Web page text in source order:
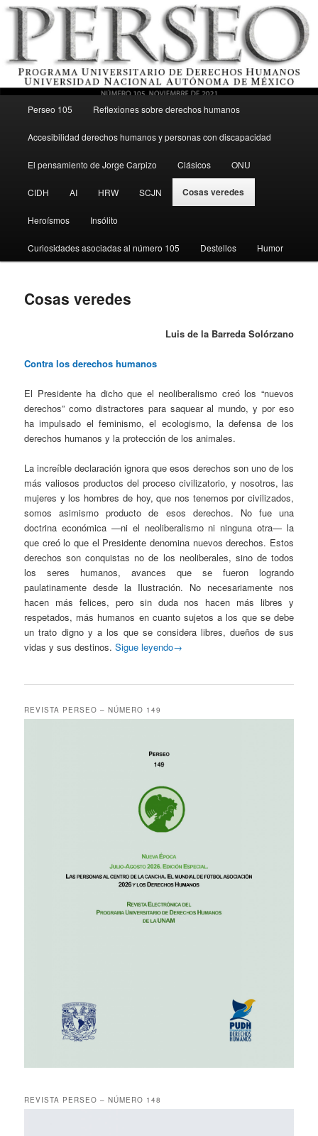
Perseo – PUDH UNAM
Ir al contenido secundario
Perseo 105 Reflexiones sobre derechos humanos
Accesibilidad derechos humanos y personas con discapacidad
El pensamiento de Jorge Carpizo Clásicos ONU
CIDH AI HRW SCJN Cosas veredes
Heroísmos Insólito
Curiosidades asociadas al número 105 Destellos Humor
Cosas veredes
Luis de la Barreda Solórzano
Contra los derechos humanos
El Presidente ha dicho que el neoliberalismo creó los “nuevos
derechos” como distractores para saquear al mundo, y por eso
ha impulsado el feminismo, el ecologismo, la defensa de los
derechos humanos y la protección de los animales.
La increíble declaración ignora que esos derechos son uno de los
más valiosos productos del proceso civilizatorio, y nosotros, las
mujeres y los hombres de hoy, que nos tenemos por civilizados,
somos asimismo producto de esos derechos. No fue una
doctrina económica —ni el neoliberalismo ni ninguna otra— la
que creó lo que el Presidente denomina nuevos derechos. Estos
derechos son conquistas no de los neoliberales, sino de todos
los seres humanos, avances que se fueron logrando
paulatinamente desde la Ilustración. No necesariamente nos
hacen más felices, pero sin duda nos hacen más libres y
respetados, más humanos en cuanto sujetos a los que se debe
un trato digno y a los que se considera libres, dueños de sus
vidas y sus destinos.Sigue leyendo→
REVISTA PERSEO – NÚMERO 149
REVISTA PERSEO – NÚMERO 148